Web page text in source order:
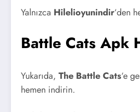
Yalnızca Hilelioyunindir‘den
Battle Cats Apk
Yukarıda, The Battle Cats‘e
hemen indirin.